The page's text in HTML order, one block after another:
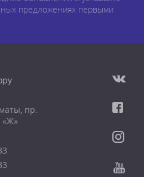
предложениях первыми
пр.
«Ж»